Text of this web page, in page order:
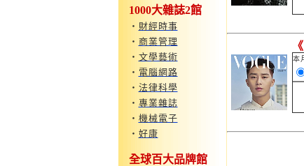
1000大雜誌2館
‧ 財經時事
‧ 商業管理
‧ 文學藝術
‧ 電腦網路
‧ 法律科學
‧ 專業雜誌
‧ 機械電子
‧ 好康
全球百大品牌館
本